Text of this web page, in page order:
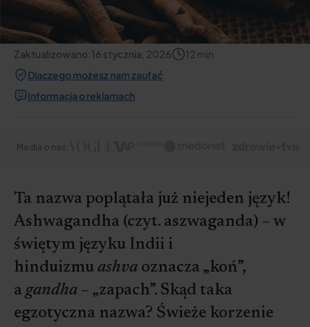
Zaktualizowano:16 stycznia, 2026 12 min
Dlaczego możesz nam zaufać
Informacja o reklamach
Media o nas:
Ta nazwa poplątała już niejeden język!
Ashwagandha (czyt. aszwaganda) – w
świętym języku Indii i
hinduizmu ashva oznacza „koń”,
a gandha – „zapach”. Skąd taka
egzotyczna nazwa? Świeże korzenie